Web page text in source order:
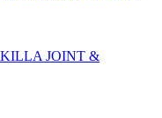
JOINT &